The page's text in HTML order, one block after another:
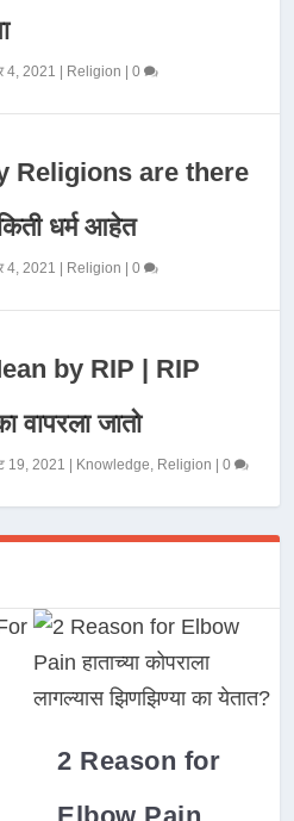
4, 2021 Religion |0
Religions are there
धर्म आहेत
4, 2021 Religion |0
by RIP | RIP
वापरला जातो
19, 2021 Knowledge, Religion |0
2 Reason for